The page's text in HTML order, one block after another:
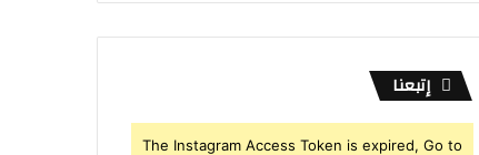
إتبعنا
The Instagram Access Token is expired, Go to